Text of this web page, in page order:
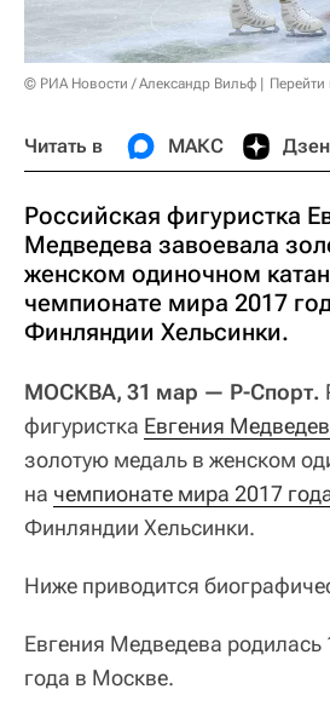
© РИА Новости / Александр Вильф
Читать в МАКС Дзен
Российская фигуристка
Медведева завоевала
женском одиночном
чемпионате мира 2017
Финляндии Хельсинки.
МОСКВА, 31 мар — Р-Спорт.
фигуристка Евгения
золотую медаль в женском
на чемпионате мира 2017
Финляндии Хельсинки.
Ниже приводится
Евгения Медведева родилась
года в Москве.